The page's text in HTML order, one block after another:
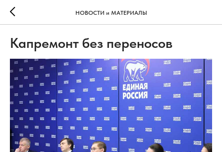
НОВОСТИ и МАТЕРИАЛЫ
Капремонт без переносов